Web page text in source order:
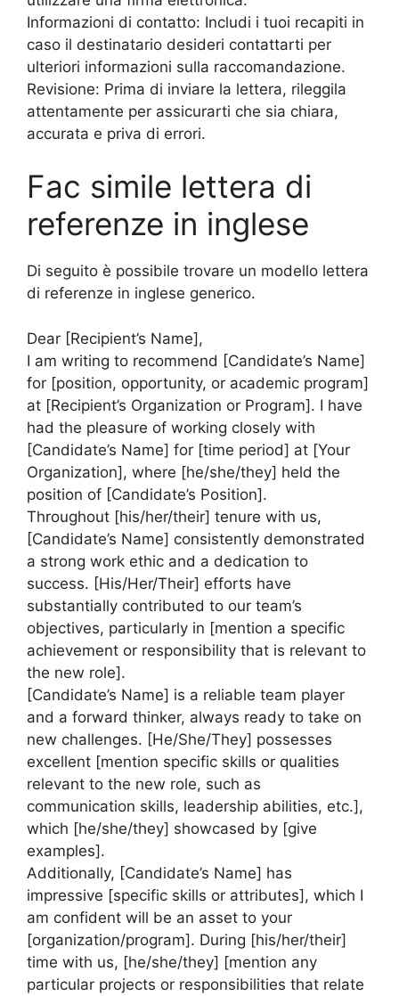
Informazioni di contatto: Includi i tuoi recapiti in
caso il destinatario desideri contattarti per
ulteriori informazioni sulla raccomandazione.
Revisione: Prima di inviare la lettera, rileggila
attentamente per assicurarti che sia chiara,
accurata e priva di errori.
Fac simile lettera di
referenze in inglese
Di seguito è possibile trovare un modello lettera
di referenze in inglese generico.
Dear [Recipient’s Name],
I am writing to recommend [Candidate’s Name]
for [position, opportunity, or academic program]
at [Recipient’s Organization or Program]. I have
had the pleasure of working closely with
[Candidate’s Name] for [time period] at [Your
Organization], where [he/she/they] held the
position of [Candidate’s Position].
Throughout [his/her/their] tenure with us,
[Candidate’s Name] consistently demonstrated
a strong work ethic and a dedication to
success. [His/Her/Their] efforts have
substantially contributed to our team’s
objectives, particularly in [mention a specific
achievement or responsibility that is relevant to
the new role].
[Candidate’s Name] is a reliable team player
and a forward thinker, always ready to take on
new challenges. [He/She/They] possesses
excellent [mention specific skills or qualities
relevant to the new role, such as
communication skills, leadership abilities, etc.],
which [he/she/they] showcased by [give
examples].
Additionally, [Candidate’s Name] has
impressive [specific skills or attributes], which I
am confident will be an asset to your
[organization/program]. During [his/her/their]
time with us, [he/she/they] [mention any
particular projects or responsibilities that relate